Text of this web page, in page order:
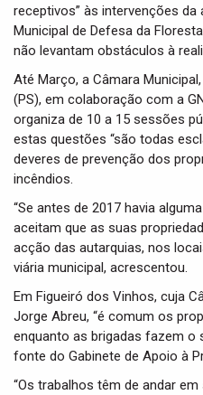
receptivos” às intervenções da
Municipal de Defesa da
não levantam obstáculos à
Até Março, a Câmara
(PS), em colaboração com a
organiza de 10 a 15 sessões
estas questões “são todas
deveres de prevenção dos
incêndios.
“Se antes de 2017 havia
aceitam que as suas
acção das autarquias, nos
viária municipal, acrescentou.
Em Figueiró dos Vinhos, cuja
Jorge Abreu, “é comum os
enquanto as brigadas fazem o
fonte do Gabinete de Apoio à
“Os trabalhos têm de andar em